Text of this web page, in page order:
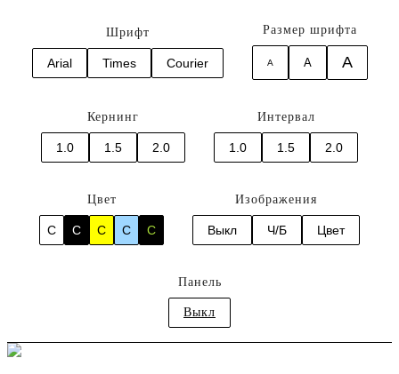
Шрифт
Arial Times Courier
Размер шрифта
A A A
Кернинг
1.0 1.5 2.0
Интервал
1.0 1.5 2.0
Цвет
C C C C C
Изображения
Выкл Ч/Б Цвет
Панель
Выкл